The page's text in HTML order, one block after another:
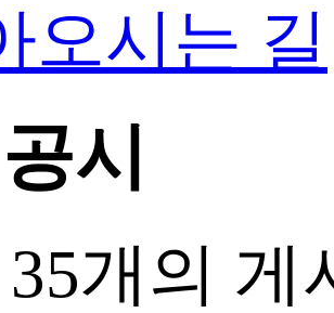
오시는 길
시
35개의 게